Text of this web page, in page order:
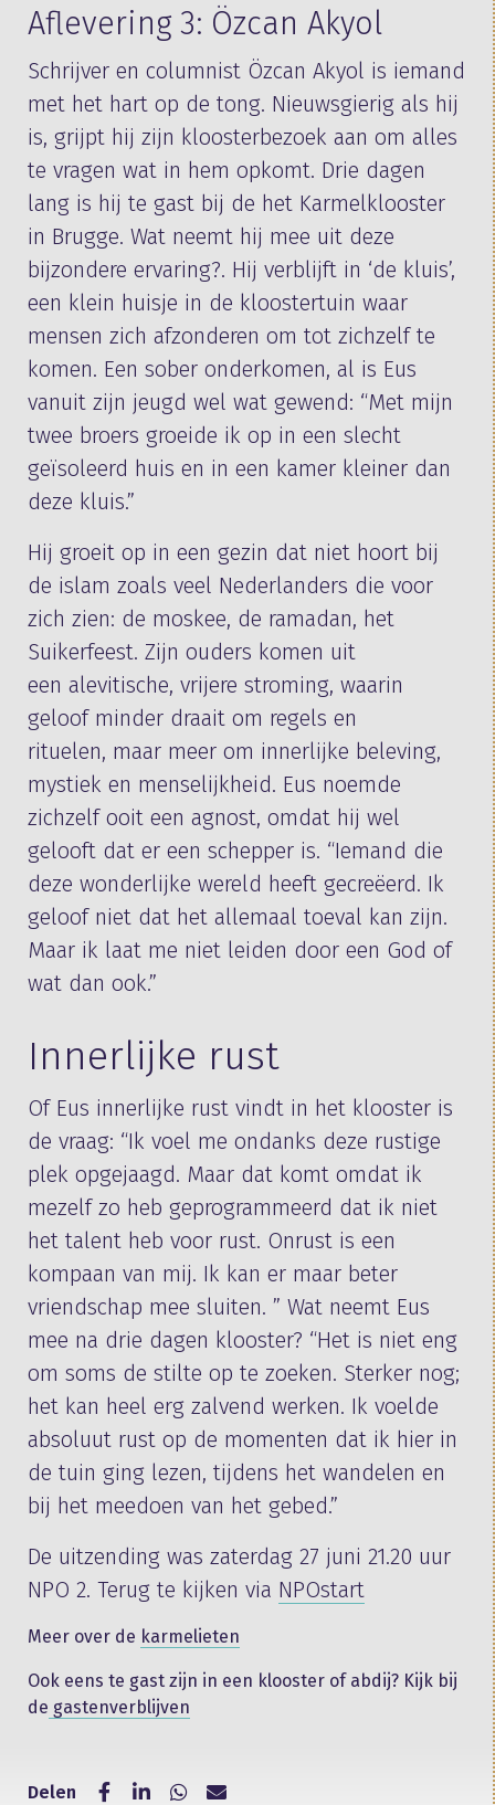
Aflevering 3: Özcan Akyol
Schrijver en columnist Özcan Akyol is iemand
met het hart op de tong. Nieuwsgierig als hij
is, grijpt hij zijn kloosterbezoek aan om alles
te vragen wat in hem opkomt. Drie dagen
lang is hij te gast bij de het Karmelklooster
in Brugge. Wat neemt hij mee uit deze
bijzondere ervaring?. Hij verblijft in ‘de kluis’,
een klein huisje in de kloostertuin waar
mensen zich afzonderen om tot zichzelf te
komen. Een sober onderkomen, al is Eus
vanuit zijn jeugd wel wat gewend: “Met mijn
twee broers groeide ik op in een slecht
geïsoleerd huis en in een kamer kleiner dan
deze kluis.”
Hij groeit op in een gezin dat niet hoort bij
de islam zoals veel Nederlanders die voor
zich zien: de moskee, de ramadan, het
Suikerfeest. Zijn ouders komen uit
een alevitische, vrijere stroming, waarin
geloof minder draait om regels en
rituelen, maar meer om innerlijke beleving,
mystiek en menselijkheid. Eus noemde
zichzelf ooit een agnost, omdat hij wel
gelooft dat er een schepper is. “Iemand die
deze wonderlijke wereld heeft gecreëerd. Ik
geloof niet dat het allemaal toeval kan zijn.
Maar ik laat me niet leiden door een God of
wat dan ook.”
Innerlijke rust
Of Eus innerlijke rust vindt in het klooster is
de vraag: “Ik voel me ondanks deze rustige
plek opgejaagd. Maar dat komt omdat ik
mezelf zo heb geprogrammeerd dat ik niet
het talent heb voor rust. Onrust is een
kompaan van mij. Ik kan er maar beter
vriendschap mee sluiten. ” Wat neemt Eus
mee na drie dagen klooster? “Het is niet eng
om soms de stilte op te zoeken. Sterker nog;
het kan heel erg zalvend werken. Ik voelde
absoluut rust op de momenten dat ik hier in
de tuin ging lezen, tijdens het wandelen en
bij het meedoen van het gebed.”
De uitzending was zaterdag 27 juni 21.20 uur
NPO 2. Terug te kijken via NPOstart
Meer over de karmelieten
Ook eens te gast zijn in een klooster of abdij? Kijk bij
de gastenverblijven
Delen